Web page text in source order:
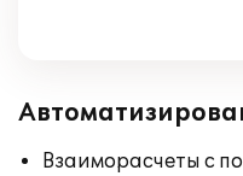
Взаиморасчеты с